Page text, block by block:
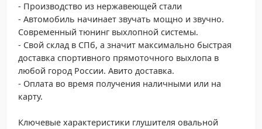
- Производство из нержавеющей стали
- Автомобиль начинает звучать мощно и звучно.
Современный тюнинг выхлопной системы.
- Свой склад в СПб, а значит максимально быстрая
доставка спортивного прямоточного выхлопа в
любой город России. Авито доставка.
- Оплата во время получения наличными или на
карту.
Ключевые характеристики глушителя овальной